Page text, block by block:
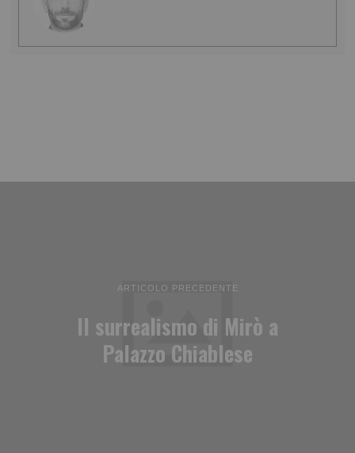
ARTICOLO PRECEDENTE
Il surrealismo di Mirò a
Palazzo Chiablese